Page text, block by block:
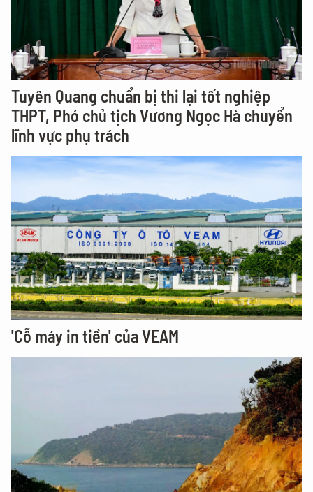
Tuyên Quang chuẩn bị thi lại tốt nghiệp
THPT, Phó chủ tịch Vương Ngọc Hà chuyển
lĩnh vực phụ trách
'Cỗ máy in tiền' của VEAM